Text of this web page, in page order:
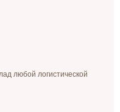
любой логистической